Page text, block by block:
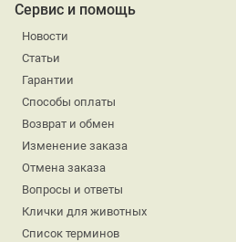
Сервис и помощь
Новости
Статьи
Гарантии
Способы оплаты
Возврат и обмен
Изменение заказа
Отмена заказа
Вопросы и ответы
Клички для животных
Список терминов